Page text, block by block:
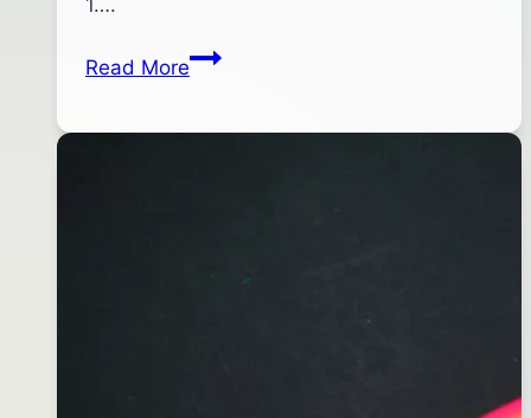
20
2016
Read MoreDUO